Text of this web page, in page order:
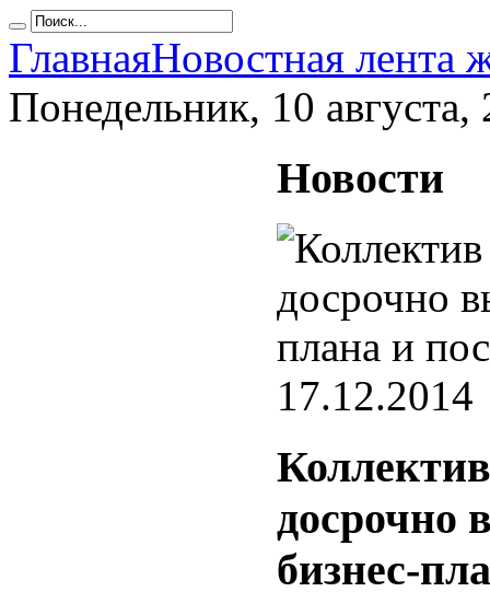
ГлавнаяНовостная лента
Понедельник, 10 августа,
Новости
17.12.2014
досрочно
бизнес-